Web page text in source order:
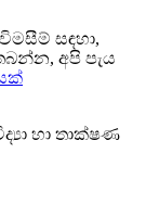
සඳහා,
අපි පැය
හා තාක්ෂණ